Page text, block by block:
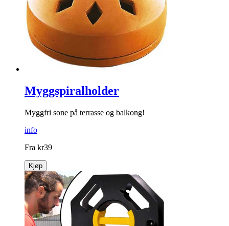
Myggspiralholder
Myggfri sone på terrasse og balkong!
info
Fra kr39
Kjøp